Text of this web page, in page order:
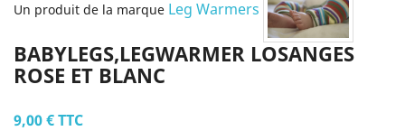
Un produit de la marque Leg Warmers
BABYLEGS,LEGWARMER LOSANGES
ROSE ET BLANC
9,00 €TTC